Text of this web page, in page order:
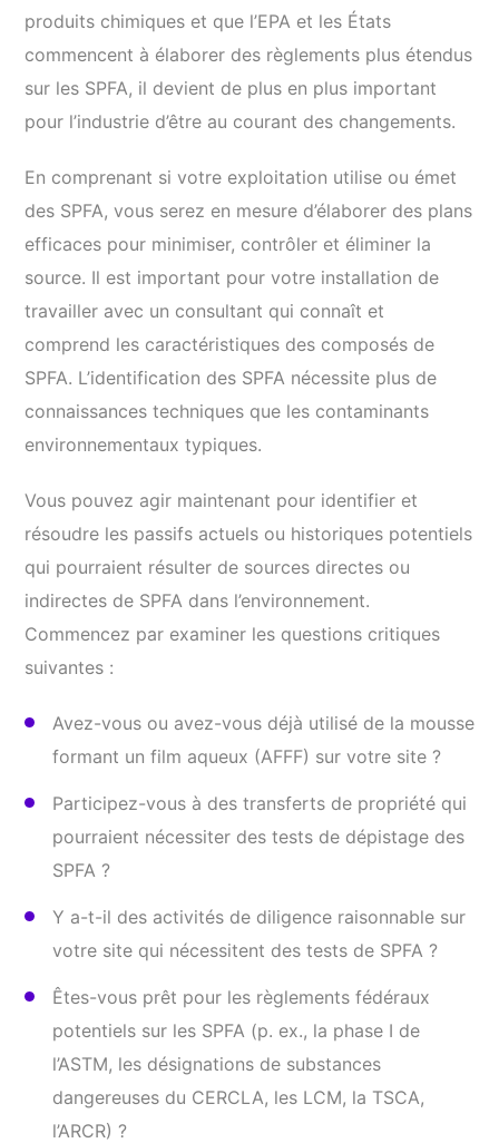
produits chimiques et que l’EPA et les États
commencent à élaborer des règlements plus étendus
sur les SPFA, il devient de plus en plus important
pour l’industrie d’être au courant des changements.
En comprenant si votre exploitation utilise ou émet
des SPFA, vous serez en mesure d’élaborer des plans
efficaces pour minimiser, contrôler et éliminer la
source. Il est important pour votre installation de
travailler avec un consultant qui connaît et
comprend les caractéristiques des composés de
SPFA. L’identification des SPFA nécessite plus de
connaissances techniques que les contaminants
environnementaux typiques.
Vous pouvez agir maintenant pour identifier et
résoudre les passifs actuels ou historiques potentiels
qui pourraient résulter de sources directes ou
indirectes de SPFA dans l’environnement.
Commencez par examiner les questions critiques
suivantes :
Avez-vous ou avez-vous déjà utilisé de la mousse
formant un film aqueux (AFFF) sur votre site ?
Participez-vous à des transferts de propriété qui
pourraient nécessiter des tests de dépistage des
SPFA ?
Y a-t-il des activités de diligence raisonnable sur
votre site qui nécessitent des tests de SPFA ?
Êtes-vous prêt pour les règlements fédéraux
potentiels sur les SPFA (p. ex., la phase I de
l’ASTM, les désignations de substances
dangereuses du CERCLA, les LCM, la TSCA,
l’ARCR) ?